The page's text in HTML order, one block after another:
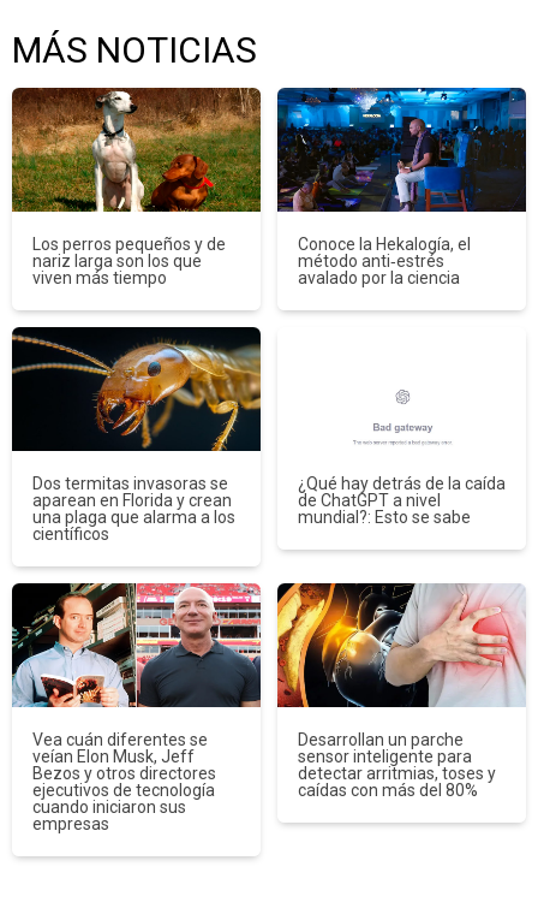
MÁS NOTICIAS
Los perros pequeños y de
nariz larga son los que
viven más tiempo
Conoce la Hekalogía, el
método anti‑estrés
avalado por la ciencia
Dos termitas invasoras se
aparean en Florida y crean
una plaga que alarma a los
científicos
¿Qué hay detrás de la caída
de ChatGPT a nivel
mundial?: Esto se sabe
Vea cuán diferentes se
veían Elon Musk, Jeff
Bezos y otros directores
ejecutivos de tecnología
cuando iniciaron sus
empresas
Desarrollan un parche
sensor inteligente para
detectar arritmias, toses y
caídas con más del 80%